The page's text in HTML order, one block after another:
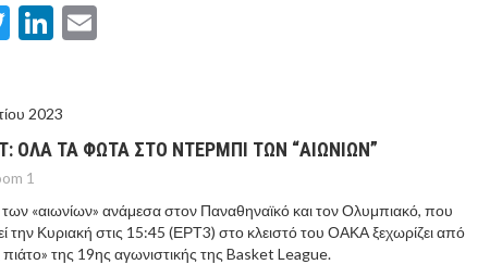
TwitterLinkedIn
2023
ΟΛΑ ΤΑ ΦΩΤΑ ΣΤΟ ΝΤΕΡΜΠΙ ΤΩΝ “ΑΙΩΝΙΩΝ”
1
των «αιωνίων» ανάμεσα στον Παναθηναϊκό και τον Ολυμπιακό, που
την Κυριακή στις 15:45 (ΕΡΤ3) στο κλειστό του ΟΑΚΑ ξεχωρίζει από
πιάτο» της 19ης αγωνιστικής της Basket League.